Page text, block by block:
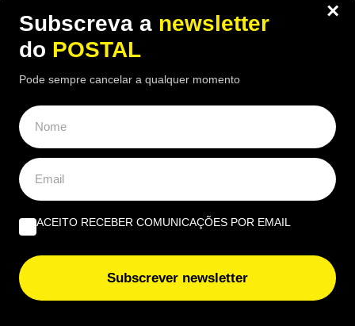
porque “não aguentava mais” considera corte na
pensão “injusto”
OPINIÃO
Do amor ao ódio vai apenas um passo | Por Henrique
Dias Freire
Albufeira, trânsito, ruído e equilíbrio | Por António
Governantes no Algarve: de reino a região transnacional
×
Subscreva a newsletter
do POSTAL
Pode sempre cancelar a qualquer momento
ACEITO RECEBER COMUNICAÇÕES POR EMAIL
Subscrever newsletter